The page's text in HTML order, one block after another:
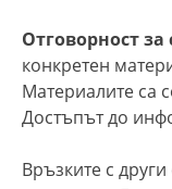
Отговорност
конкретен
Материалите са
Достъпът до
Връзките с